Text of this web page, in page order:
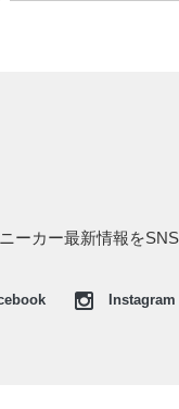
ーカー最新情報をSNS
Instagram